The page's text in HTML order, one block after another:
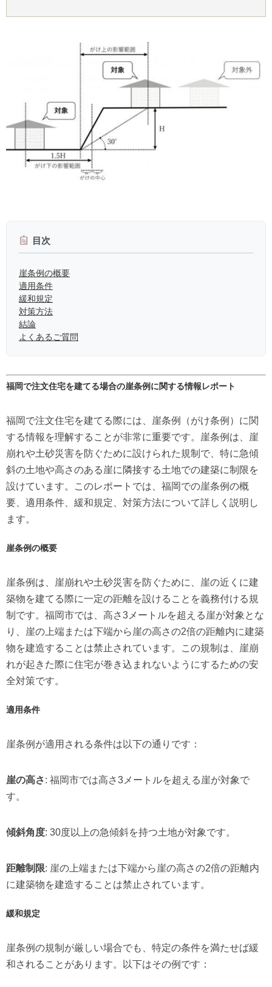
目次
崖条例の概要
適用条件
緩和規定
対策方法
結論
よくあるご質問
福岡で注文住宅を建てる場合の崖条例に関する情報レポート
福岡で注文住宅を建てる際には、崖条例（がけ条例）に関
する情報を理解することが非常に重要です。崖条例は、崖
崩れや土砂災害を防ぐために設けられた規制で、特に急傾
斜の土地や高さのある崖に隣接する土地での建築に制限を
設けています。このレポートでは、福岡での崖条例の概
要、適用条件、緩和規定、対策方法について詳しく説明し
ます。
崖条例の概要
崖条例は、崖崩れや土砂災害を防ぐために、崖の近くに建
築物を建てる際に一定の距離を設けることを義務付ける規
制です。福岡市では、高さ3メートルを超える崖が対象とな
り、崖の上端または下端から崖の高さの2倍の距離内に建築
物を建造することは禁止されています。この規制は、崖崩
れが起きた際に住宅が巻き込まれないようにするための安
全対策です。
適用条件
崖条例が適用される条件は以下の通りです：
崖の高さ: 福岡市では高さ3メートルを超える崖が対象で
す。
傾斜角度: 30度以上の急傾斜を持つ土地が対象です。
距離制限: 崖の上端または下端から崖の高さの2倍の距離内
に建築物を建造することは禁止されています。
緩和規定
崖条例の規制が厳しい場合でも、特定の条件を満たせば緩
和されることがあります。以下はその例です：